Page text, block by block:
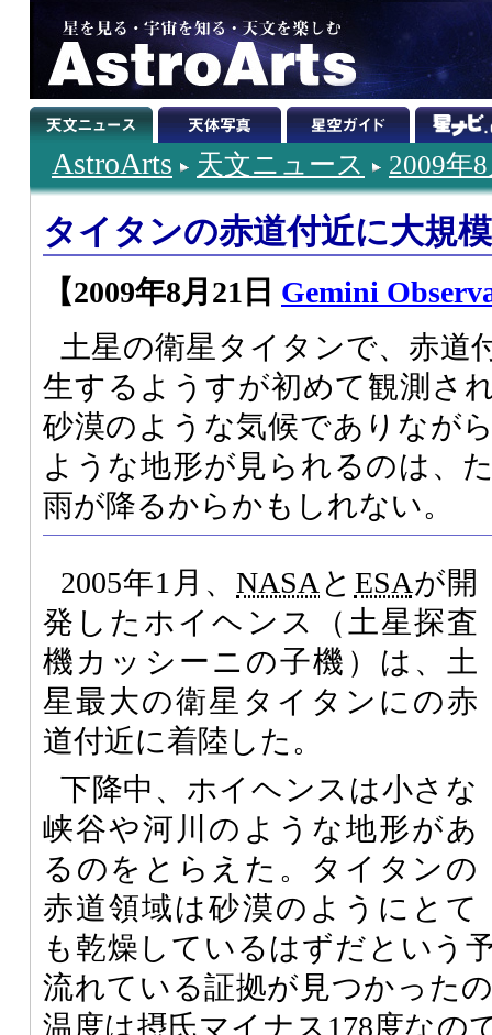
AstroArts 天文ニュース 2009年
タイタンの赤道付近に大規
【2009年8月21日 Gemini
土星の衛星タイタンで、赤道
生するようすが初めて観測さ
砂漠のような気候でありなが
ような地形が見られるのは、
雨が降るからかもしれない。
2005年1月、NASA と ESAが開
発したホイヘンス（土星探査
機カッシーニの子機）は、土
星最大の衛星タイタンにの赤
道付近に着陸した。
下降中、ホイヘンスは小さな
峡谷や河川のような地形があ
るのをとらえた。タイタンの
赤道領域は砂漠のようにとて
も乾燥しているはずだという
流れている証拠が見つかった
温度は摂氏マイナス178度なの